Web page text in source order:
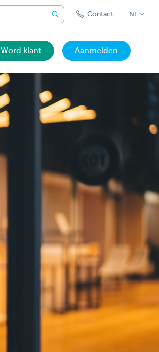
Contact NL
Word klant Aanmelden